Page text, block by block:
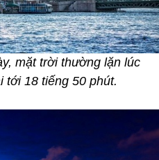
mặt trời thường lặn lúc
tới 18 tiếng 50 phút.